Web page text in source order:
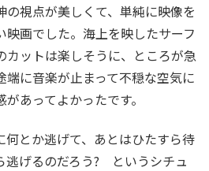
視点が美しくて、単純に映像を
映画でした。海上を映したサーフ
カットは楽しそうに、ところが急
端に音楽が止まって不穏な空気に
あってよかったです。
とか逃げて、あとはひたすら待
逃げるのだろう? というシチュ